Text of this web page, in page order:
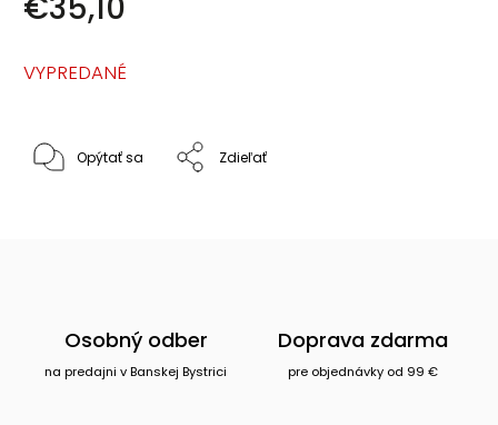
VYPREDANÉ
Opýtať sa Zdieľať
Osobný odber
na predajni v Banskej Bystrici
Doprava zdarma
pre objednávky od 99 €